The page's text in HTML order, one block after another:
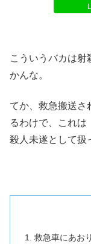
こういうバカは射
かんな。
てか、救急搬送さ
るわけで、これは
殺人未遂として扱
救急車にあお